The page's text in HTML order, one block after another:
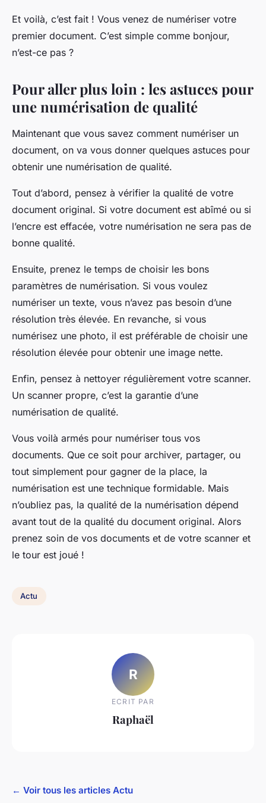
Et voilà, c’est fait ! Vous venez de numériser votre
premier document. C’est simple comme bonjour,
n’est-ce pas ?
Pour aller plus loin : les astuces pour
une numérisation de qualité
Maintenant que vous savez comment numériser un
document, on va vous donner quelques astuces pour
obtenir une numérisation de qualité.
Tout d’abord, pensez à vérifier la qualité de votre
document original. Si votre document est abîmé ou si
l’encre est effacée, votre numérisation ne sera pas de
bonne qualité.
Ensuite, prenez le temps de choisir les bons
paramètres de numérisation. Si vous voulez
numériser un texte, vous n’avez pas besoin d’une
résolution très élevée. En revanche, si vous
numérisez une photo, il est préférable de choisir une
résolution élevée pour obtenir une image nette.
Enfin, pensez à nettoyer régulièrement votre scanner.
Un scanner propre, c’est la garantie d’une
numérisation de qualité.
Vous voilà armés pour numériser tous vos
documents. Que ce soit pour archiver, partager, ou
tout simplement pour gagner de la place, la
numérisation est une technique formidable. Mais
n’oubliez pas, la qualité de la numérisation dépend
avant tout de la qualité du document original. Alors
prenez soin de vos documents et de votre scanner et
le tour est joué !
Actu
R
ECRIT PAR
Raphaël
← Voir tous les articles Actu